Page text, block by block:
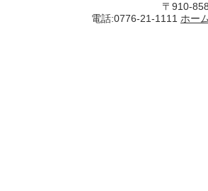
〒910-
電話:0776-21-1111 ホー